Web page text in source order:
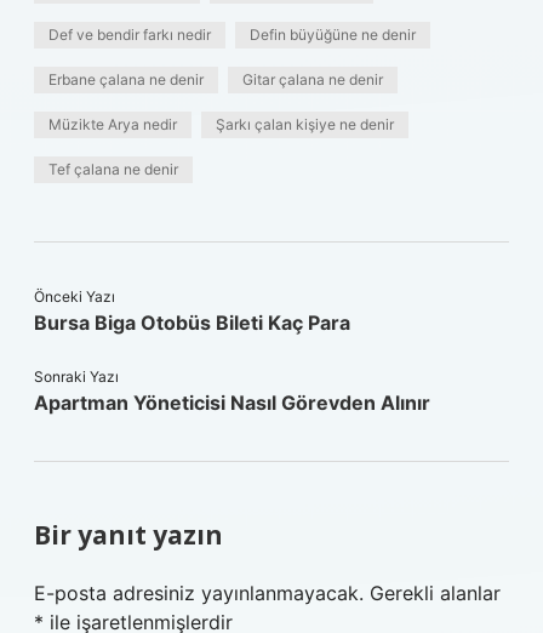
Def ve bendir farkı nedir Defin büyüğüne ne denir
Erbane çalana ne denir Gitar çalana ne denir
Müzikte Arya nedir Şarkı çalan kişiye ne denir
Tef çalana ne denir
Önceki Yazı
Bursa Biga Otobüs Bileti Kaç Para
Sonraki Yazı
Apartman Yöneticisi Nasıl Görevden Alınır
Bir yanıt yazın
E-posta adresiniz yayınlanmayacak. Gerekli alanlar
* ile işaretlenmişlerdir